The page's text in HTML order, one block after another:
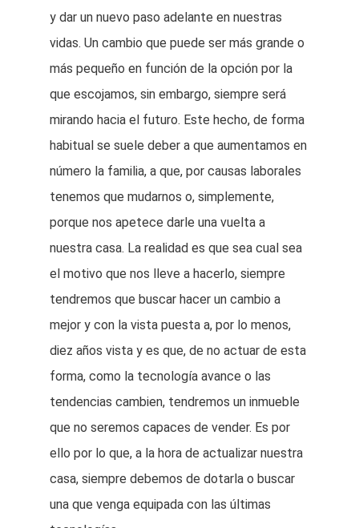
y dar un nuevo paso adelante en nuestras
vidas. Un cambio que puede ser más grande o
más pequeño en función de la opción por la
que escojamos, sin embargo, siempre será
mirando hacia el futuro. Este hecho, de forma
habitual se suele deber a que aumentamos en
número la familia, a que, por causas laborales
tenemos que mudarnos o, simplemente,
porque nos apetece darle una vuelta a
nuestra casa. La realidad es que sea cual sea
el motivo que nos lleve a hacerlo, siempre
tendremos que buscar hacer un cambio a
mejor y con la vista puesta a, por lo menos,
diez años vista y es que, de no actuar de esta
forma, como la tecnología avance o las
tendencias cambien, tendremos un inmueble
que no seremos capaces de vender. Es por
ello por lo que, a la hora de actualizar nuestra
casa, siempre debemos de dotarla o buscar
una que venga equipada con las últimas